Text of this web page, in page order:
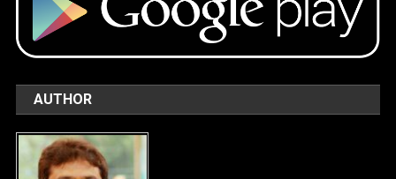
AUTHOR